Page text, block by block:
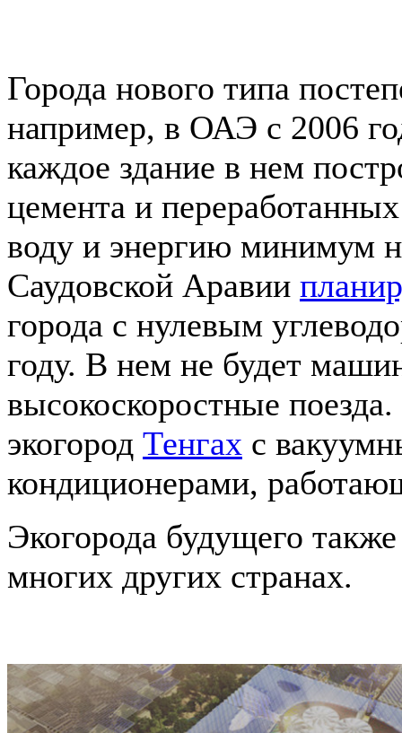
Города нового типа
например, в ОАЭ с 2006
каждое здание в нем
цемента и
воду и энергию минимум
Саудовской Аравии
города с нулевым
году. В нем не будет
высокоскоростные
экогород Тенгах с
кондиционерами,
Экогорода будущего
многих других странах.